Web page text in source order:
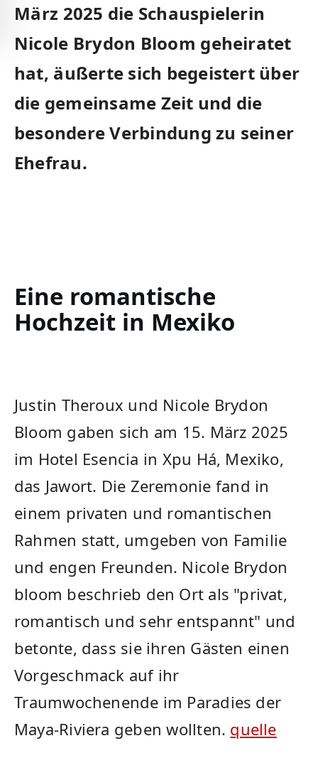
⁢März⁣ 2025 die Schauspielerin
Nicole ⁢Brydon Bloom ⁤geheiratet
hat,⁢ äußerte sich begeistert über
die gemeinsame Zeit und die
besondere Verbindung zu seiner
Ehefrau.
Eine romantische
⁤Hochzeit in Mexiko
Justin Theroux und‍ Nicole Brydon
Bloom gaben sich am ⁣15. März 2025
im Hotel Esencia ⁢in Xpu Há, Mexiko,
das Jawort. Die‌ Zeremonie ⁢fand in
⁣einem privaten und romantischen
Rahmen statt, umgeben ‍von Familie
und engen ​Freunden. Nicole ‍Brydon​
bloom beschrieb​ den Ort ‌als "privat,
romantisch und sehr entspannt"⁣ und​
betonte, dass sie ihren Gästen einen​
Vorgeschmack auf ihr
⁤Traumwochenende im‌ Paradies der
Maya-Riviera geben⁤ wollten. quelle